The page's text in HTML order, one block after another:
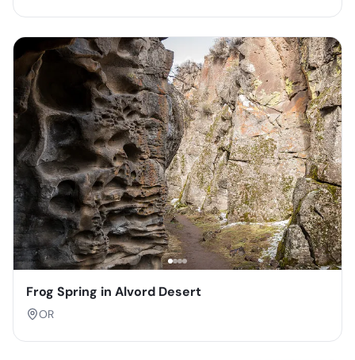
Frog Spring in Alvord Desert
OR